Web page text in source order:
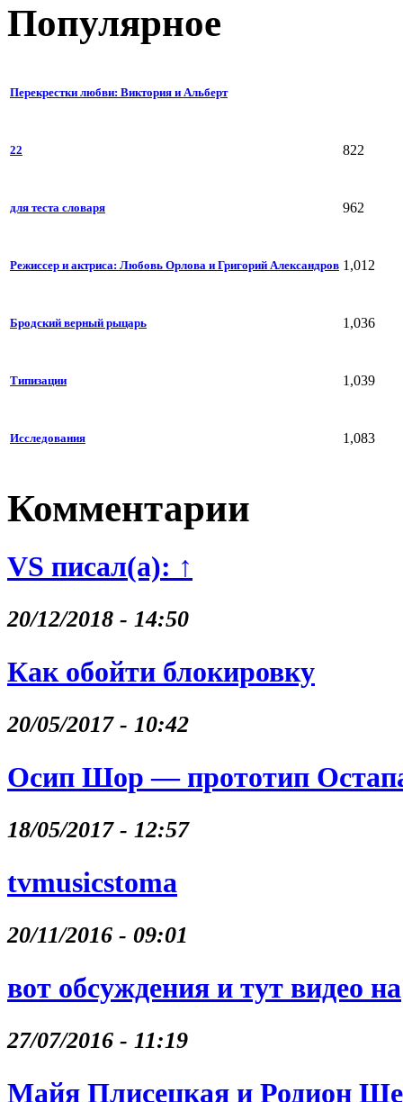
Популярное
Перекрестки любви: Виктория и Альберт
22 822
для теста словаря 962
Режиссер и актриса: Любовь Орлова и Григорий Александров 1,012
Бродский верный рыцарь 1,036
Типизации 1,039
Исследования 1,083
Комментарии
VS писал(а): ↑
20/12/2018 - 14:50
Как обойти блокировку
20/05/2017 - 10:42
Осип Шор — прототип
18/05/2017 - 12:57
tvmusicstoma
20/11/2016 - 09:01
вот обсуждения и тут видео на
27/07/2016 - 11:19
Майя Плисецкая и Родион